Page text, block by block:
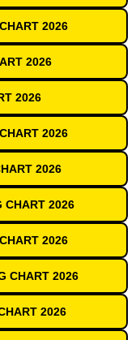
2026
2026
2026
2026
2026
CHART 2026
2026
CHART 2026
2026